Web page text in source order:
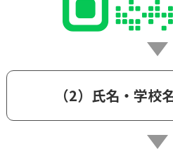
（2）氏名・学校